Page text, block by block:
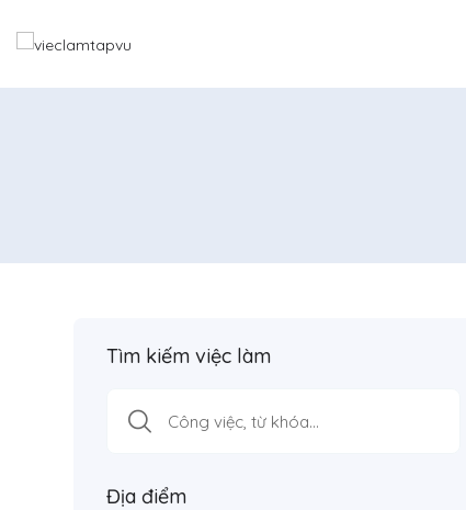
Tìm kiếm việc làm
Địa điểm